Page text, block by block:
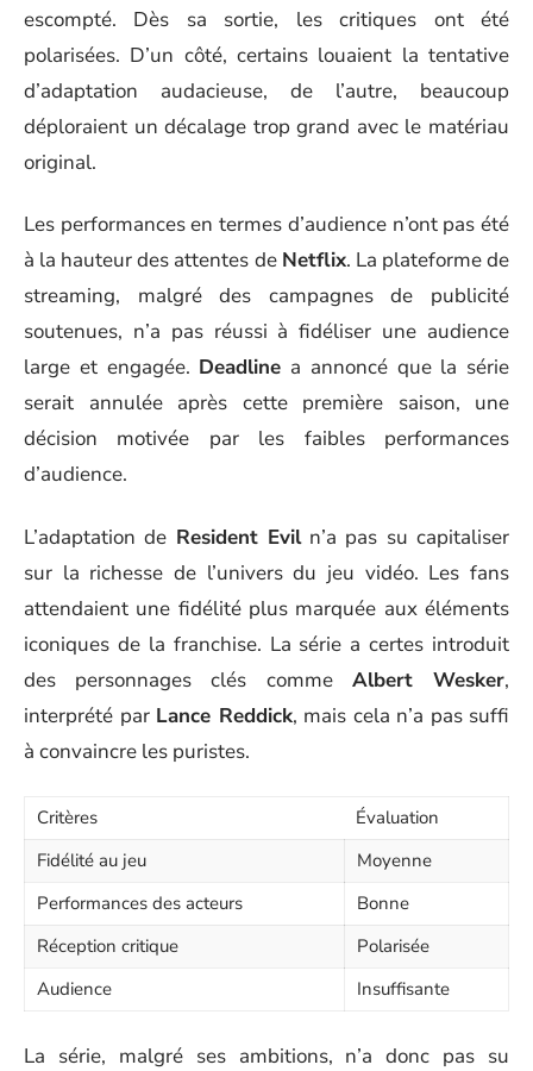
escompté. Dès sa sortie, les critiques ont été
polarisées. D’un côté, certains louaient la tentative
d’adaptation audacieuse, de l’autre, beaucoup
déploraient un décalage trop grand avec le matériau
original.
Les performances en termes d’audience n’ont pas été
à la hauteur des attentes de Netflix. La plateforme de
streaming, malgré des campagnes de publicité
soutenues, n’a pas réussi à fidéliser une audience
large et engagée. Deadline a annoncé que la série
serait annulée après cette première saison, une
décision motivée par les faibles performances
d’audience.
L’adaptation de Resident Eviln’a pas su capitaliser
sur la richesse de l’univers du jeu vidéo. Les fans
attendaient une fidélité plus marquée aux éléments
iconiques de la franchise. La série a certes introduit
des personnages clés comme Albert Wesker,
interprété par Lance Reddick, mais cela n’a pas suffi
à convaincre les puristes.
Critères
Évaluation
Fidélité au jeu
Moyenne
Performances des acteurs
Bonne
Réception critique
Polarisée
Audience
Insuffisante
La série, malgré ses ambitions, n’a donc pas su